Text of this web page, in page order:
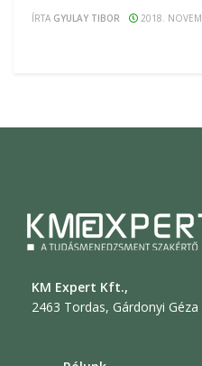
ÍRTA GYULAY TIBOR 2018.
KM Expert Kft.,
2463 Tordas, Gárdonyi Géza